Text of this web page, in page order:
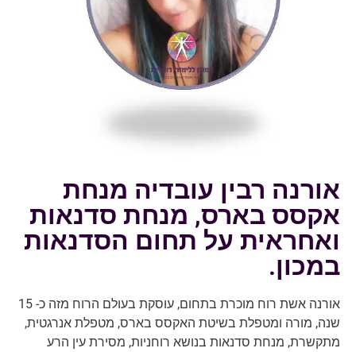
אורנה רבין עובדיה מנחת
אקסס בארס, מנחת סדנאות
ואחראית על תחום הסדנאות
במכון.
אורנה אשת רוח מוכרת בתחום, עוסקת בעולם הרוח מזה כ- 15
שנה, מורה ומטפלת בשיטת האקסס בארס, מטפלת אנרגטית,
מתקשרת, מנחת סדנאות בנושא רוחניות, מסירת עין הרע